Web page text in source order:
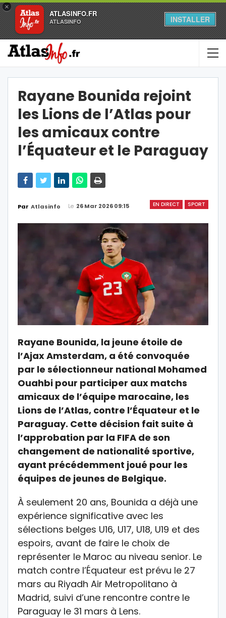
×
ATLASINFO.FR
ATLASINFO INSTALLER
Rayane Bounida rejoint
les Lions de l’Atlas pour
les amicaux contre
l’Équateur et le Paraguay
EN DIRECT SPORT
Par Atlasinfo Le 26 Mar 2026 09:15
Rayane Bounida, la jeune étoile de
l’Ajax Amsterdam, a été convoquée
par le sélectionneur national Mohamed
Ouahbi pour participer aux matchs
amicaux de l’équipe marocaine, les
Lions de l’Atlas, contre l’Équateur et le
Paraguay. Cette décision fait suite à
l’approbation par la FIFA de son
changement de nationalité sportive,
ayant précédemment joué pour les
équipes de jeunes de Belgique.
À seulement 20 ans, Bounida a déjà une
expérience significative avec les
sélections belges U16, U17, U18, U19 et des
espoirs, avant de faire le choix de
représenter le Maroc au niveau senior. Le
match contre l’Équateur est prévu le 27
mars au Riyadh Air Metropolitano à
Madrid, suivi d’une rencontre contre le
Paraguay le 31 mars à Lens.